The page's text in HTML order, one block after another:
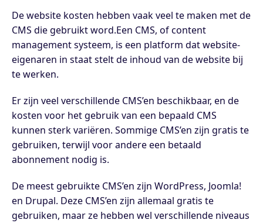
De website kosten hebben vaak veel te maken met de
CMS die gebruikt word.Een CMS, of content
management systeem, is een platform dat website-
eigenaren in staat stelt de inhoud van de website bij
te werken.
Er zijn veel verschillende CMS’en beschikbaar, en de
kosten voor het gebruik van een bepaald CMS
kunnen sterk variëren. Sommige CMS’en zijn gratis te
gebruiken, terwijl voor andere een betaald
abonnement nodig is.
De meest gebruikte CMS’en zijn WordPress, Joomla!
en Drupal. Deze CMS’en zijn allemaal gratis te
gebruiken, maar ze hebben wel verschillende niveaus